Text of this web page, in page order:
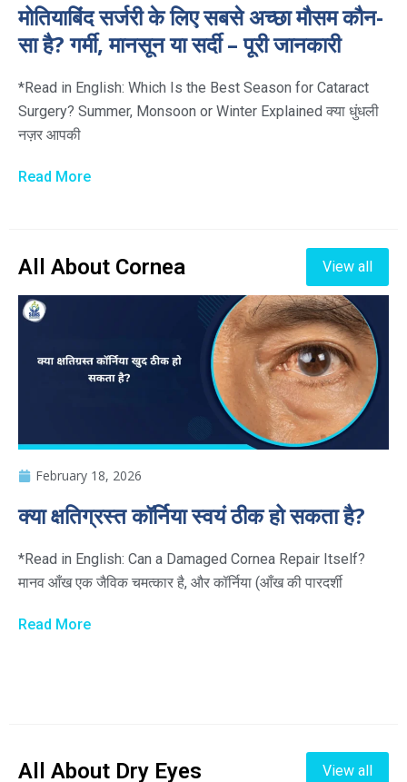
मोतियाबिंद सर्जरी के लिए सबसे अच्छा मौसम कौन-
सा है? गर्मी, मानसून या सर्दी – पूरी जानकारी
*Read in English: Which Is the Best Season for Cataract
Surgery? Summer, Monsoon or Winter Explained क्या धुंधली
नज़र आपकी
Read More
All About Cornea View all
February 18, 2026
क्या क्षतिग्रस्त कॉर्निया स्वयं ठीक हो सकता है?
*Read in English: Can a Damaged Cornea Repair Itself?
मानव आँख एक जैविक चमत्कार है, और कॉर्निया (आँख की पारदर्शी
Read More
All About Dry Eyes View all